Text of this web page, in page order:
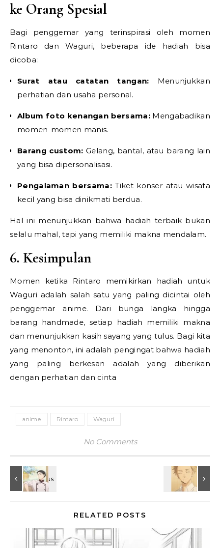
ke Orang Spesial
Bagi penggemar yang terinspirasi oleh momen
Rintaro dan Waguri, beberapa ide hadiah bisa
dicoba:
Surat atau catatan tangan: Menunjukkan
perhatian dan usaha personal.
Album foto kenangan bersama:Mengabadikan
momen-momen manis.
Barang custom: Gelang, bantal, atau barang lain
yang bisa dipersonalisasi.
Pengalaman bersama:Tiket konser atau wisata
kecil yang bisa dinikmati berdua.
Hal ini menunjukkan bahwa hadiah terbaik bukan
selalu mahal, tapi yang memiliki makna mendalam.
6. Kesimpulan
Momen ketika Rintaro memikirkan hadiah untuk
Waguri adalah salah satu yang paling dicintai oleh
penggemar anime. Dari bunga langka hingga
barang handmade, setiap hadiah memiliki makna
dan menunjukkan kasih sayang yang tulus. Bagi kita
yang menonton, ini adalah pengingat bahwa hadiah
yang paling berkesan adalah yang diberikan
dengan perhatian dan cinta
anime Rintaro Waguri
No Comments
RELATED POSTS